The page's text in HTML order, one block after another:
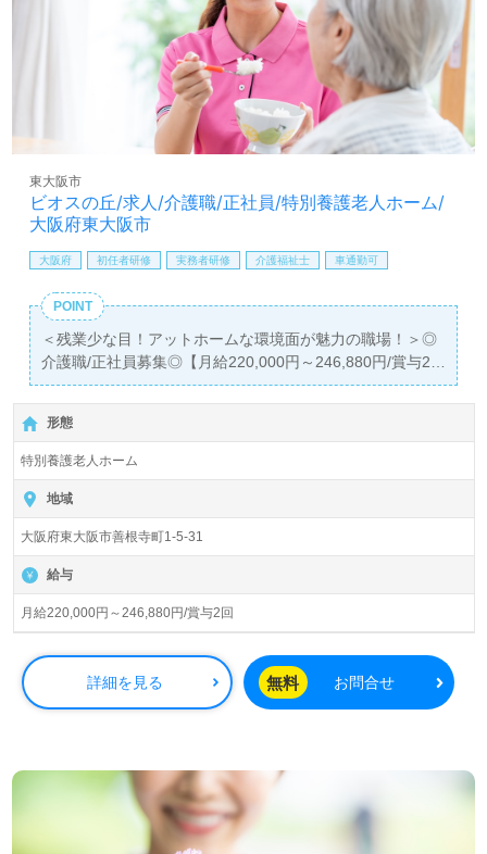
全国の求人ご紹介！医療/福祉業界の正社員/パート仕事探
しは【ウィルオブ介護】＊求人情報収集、将来的に検討の
方も遠慮なく＊
LINE、メール、お電話などご希望に応じてお問い合わせ/ご
相談可能です。転職相談、求人紹介、年収交渉など完全無
料サービスをご利用いただけます。＜非公開求人も取扱い
あり！＞"転職支援"のプロと一緒に転職活動！お問い合わ
ビオスの丘/求人/介護職/正社員/特別養護老人ホーム/
大阪府東大阪市
東大阪市
大阪府 初任者研修 実務者研修 介護福祉士 車通勤可
POINT
＜残業少な目！アットホームな環境面が魅力の職場！＞◎
介護職/正社員募集◎【月給220,000円～246,880円/賞与2
回】
＊初任者研修以上有資格者向け求人＊『新石切駅』より路
線バス、お車通勤可能です。
入所定員30名（従来型個室/多床室）『特別養護老人ホーム
ビオスの丘』社会福祉法人仁風会（本部：大阪府東大阪
市）様の運営です。大阪府、奈良県を中心に特別養護老人
ホーム、地域包括支援センター、ケアハウス、ショートス
テイ、居宅介護支援、訪問看護/介護、グループホーム、デ
◎モットーは『ご利用者様の幸せ』。明るく風通し良い職
場環境で、職員様全員参加の介護サポートを実現される事
業所様！◎
看護助手や介護職経験のある方をお迎えします。特別養護
イント！『ご利用者様のお役に立ちたい、経験/資格を活か
したい』『風通しの良い職場で働きたい』『働きがいを感
じながら仕事をしたい』『転職で施設形態や環境を変えて
仕事をしたい』等の方も大歓迎です！募集詳細や働き方
形態
特別養護老人ホーム
地域
大阪府東大阪市善根寺町1-5-31
給与
月給220,000円～246,880円/賞与2回
詳細を見る 無料 お問合せ